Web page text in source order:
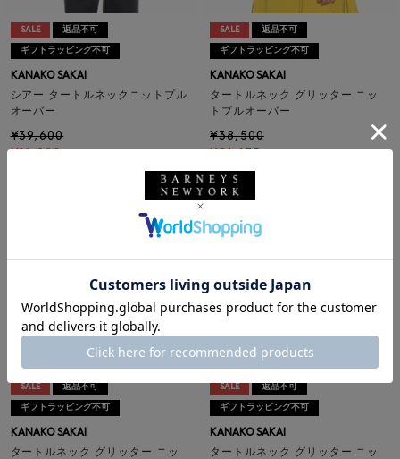
SALE 返品不可
ギフトラッピング不可
KANAKO SAKAI
シアー タートルネックニットプル
オーバー
¥39,600
¥11,088
SALE 返品不可
ギフトラッピング不可
KANAKO SAKAI
タートルネック グリッター ニッ
トプルオーバー
¥38,500
¥21,175
SALE 返品不可
ギフトラッピング不可
KANAKO SAKAI
タートルネック グリッター ニッ
SALE 返品不可
ギフトラッピング不可
KANAKO SAKAI
タートルネック グリッター ニッ